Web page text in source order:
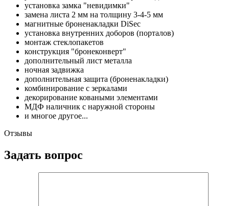
установка замка "невидимки"
замена листа 2 мм на толщину 3-4-5 мм
магнитные броненакладки DiSec
установка внутренних доборов (порталов)
монтаж стеклопакетов
конструкция "бронеконверт"
дополнительный лист металла
ночная задвижка
дополнительная защита (броненакладки)
комбинирование с зеркалами
декорирование коваными элементами
МДФ наличник с наружной стороны
и многое другое...
Отзывы
Задать вопрос